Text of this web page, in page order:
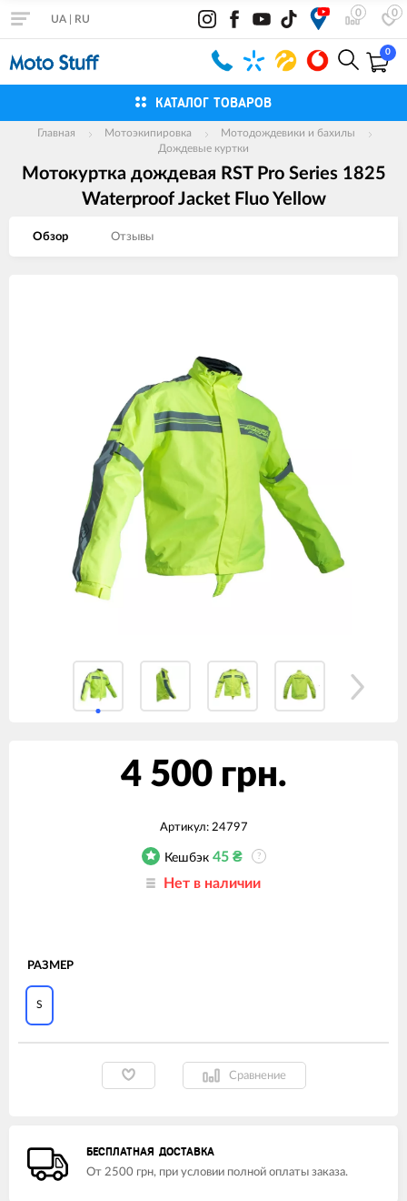
0 0
UA RU
0
КАТАЛОГ ТОВАРОВ
Главная Мотоэкипировка
Мотодождевики и бахилы
Дождевые куртки
Мотокуртка дождевая RST Pro Series 1825
Waterproof Jacket Fluo Yellow
Обзор Отзывы
4 500 грн.
Артикул: 24797
Кешбэк 45₴ ?
Нет в наличии
РАЗМЕР
S
Сравнение
БЕСПЛАТНАЯ ДОСТАВКА
От 2500 грн, при условии полной оплаты заказа.